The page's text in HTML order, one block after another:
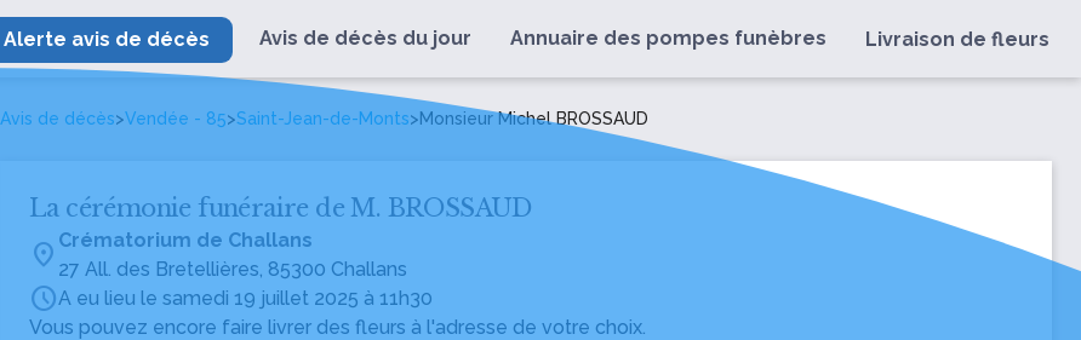
Alerte avis de décès Avis de décès du jour Annuaire des pompes funèbres Livraison de fleurs
Avis de décès>Vendée - 85>Saint-Jean-de-Monts>Monsieur Michel BROSSAUD
La cérémonie funéraire de M. BROSSAUD
location_on Crématorium de Challans
27 All. des Bretellières, 85300 Challans
scheduleA eu lieu le samedi 19 juillet 2025 à 11h30
Vous pouvez encore faire livrer des fleurs à l'adresse de votre choix.